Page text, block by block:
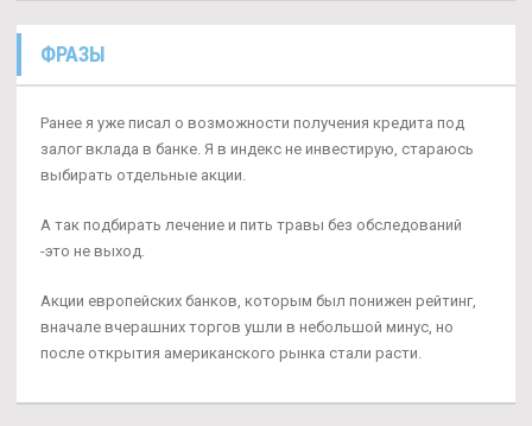
ФРАЗЫ
Ранее я уже писал о возможности получения кредита под
залог вклада в банке. Я в индекс не инвестирую, стараюсь
выбирать отдельные акции.
А так подбирать лечение и пить травы без обследований
-это не выход.
Акции европейских банков, которым был понижен рейтинг,
вначале вчерашних торгов ушли в небольшой минус, но
после открытия американского рынка стали расти.